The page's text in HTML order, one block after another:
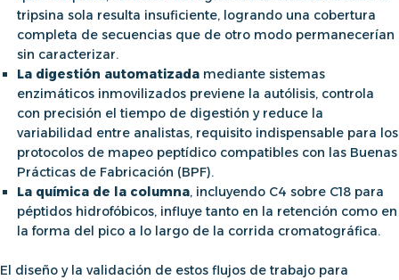
tripsina sola resulta insuficiente, logrando una cobertura
completa de secuencias que de otro modo permanecerían
sin caracterizar.
La digestión automatizada mediante sistemas
enzimáticos inmovilizados previene la autólisis, controla
con precisión el tiempo de digestión y reduce la
variabilidad entre analistas, requisito indispensable para los
protocolos de mapeo peptídico compatibles con las Buenas
Prácticas de Fabricación (BPF).
La química de la columna, incluyendo C4 sobre C18 para
péptidos hidrofóbicos, influye tanto en la retención como en
la forma del pico a lo largo de la corrida cromatográfica.
El diseño y la validación de estos flujos de trabajo para